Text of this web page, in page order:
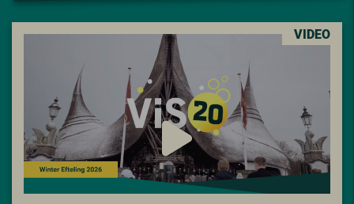
VIDEO